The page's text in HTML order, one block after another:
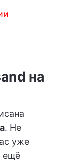
на
. Не
уже
ещё